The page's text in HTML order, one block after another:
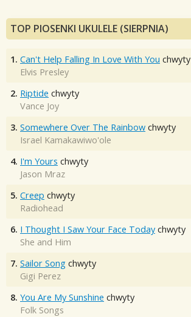
TOP PIOSENKI UKULELE (SIERPNIA)
1. Can't Help Falling In Love With You chwyty
Elvis Presley
2. Riptide chwyty
Vance Joy
3. Somewhere Over The Rainbow chwyty
Israel Kamakawiwo'ole
4. I'm Yours chwyty
Jason Mraz
5. Creep chwyty
Radiohead
6. I Thought I Saw Your Face Today chwyty
She and Him
7. Sailor Song chwyty
Gigi Perez
8. You Are My Sunshine chwyty
Folk Songs